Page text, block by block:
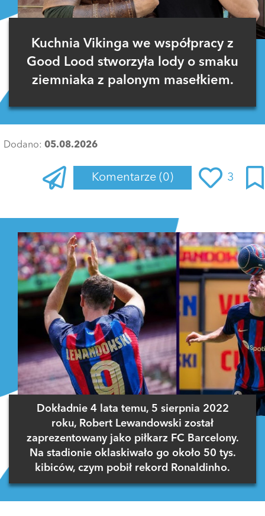
Kuchnia Vikinga we współpracy z
Good Lood stworzyła lody o smaku
ziemniaka z palonym masełkiem.
Dodano: 05.08.2026
Komentarze (0) 3
Dokładnie 4 lata temu, 5 sierpnia 2022
roku, Robert Lewandowski został
zaprezentowany jako piłkarz FC Barcelony.
Na stadionie oklaskiwało go około 50 tys.
kibiców, czym pobił rekord Ronaldinho.